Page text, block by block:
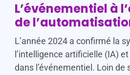
L’événementiel à
de
L’année 2024 a confirmé la
l’intelligence artificielle (IA)
dans l’événementiel. Loin de